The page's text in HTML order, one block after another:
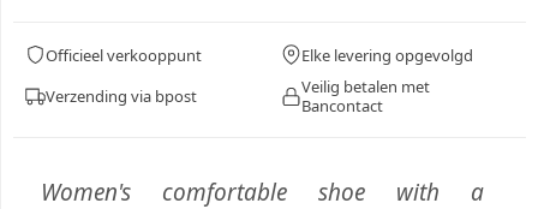
Officieel verkooppunt
Elke levering opgevolgd
Verzending via bpost
Veilig betalen met
Bancontact
Women's comfortable shoe with a